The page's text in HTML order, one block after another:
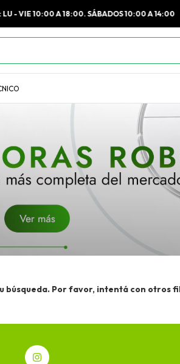
- VIE 10:00 A 18:00. SÁBADOS 10:00 A 14:00
búsqueda. Por favor, intentá con otros